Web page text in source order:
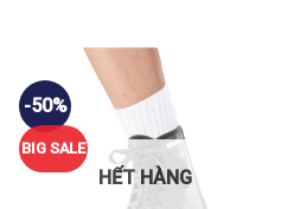
-50%
BIG SALE
HẾT HÀNG